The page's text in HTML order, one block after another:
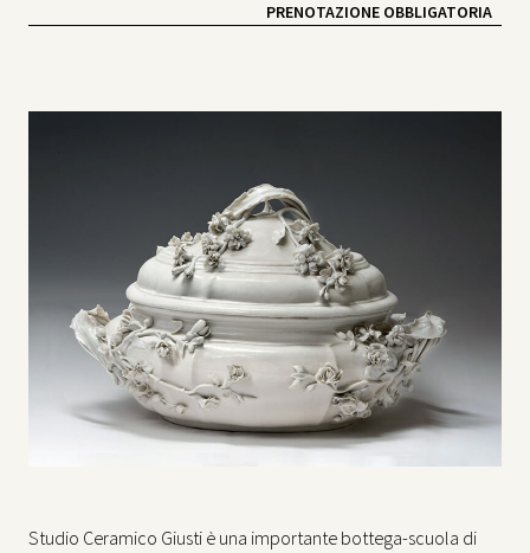
PRENOTAZIONE OBBLIGATORIA
Studio Ceramico Giusti è una importante bottega-scuola di